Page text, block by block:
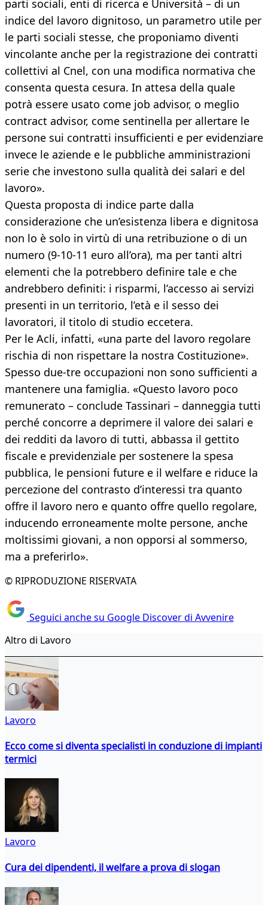
parti sociali, enti di ricerca e Università – di un
indice del lavoro dignitoso, un parametro utile per
le parti sociali stesse, che proponiamo diventi
vincolante anche per la registrazione dei contratti
collettivi al Cnel, con una modifica normativa che
consenta questa cesura. In attesa della quale
potrà essere usato come job advisor, o meglio
contract advisor, come sentinella per allertare le
persone sui contratti insufficienti e per evidenziare
invece le aziende e le pubbliche amministrazioni
serie che investono sulla qualità dei salari e del
lavoro».
Questa proposta di indice parte dalla
considerazione che un’esistenza libera e dignitosa
non lo è solo in virtù di una retribuzione o di un
numero (9-10-11 euro all’ora), ma per tanti altri
elementi che la potrebbero definire tale e che
andrebbero definiti: i risparmi, l’accesso ai servizi
presenti in un territorio, l’età e il sesso dei
lavoratori, il titolo di studio eccetera.
Per le Acli, infatti, «una parte del lavoro regolare
rischia di non rispettare la nostra Costituzione».
Spesso due-tre occupazioni non sono sufficienti a
mantenere una famiglia. «Questo lavoro poco
remunerato – conclude Tassinari – danneggia tutti
perché concorre a deprimere il valore dei salari e
dei redditi da lavoro di tutti, abbassa il gettito
fiscale e previdenziale per sostenere la spesa
pubblica, le pensioni future e il welfare e riduce la
percezione del contrasto d’interessi tra quanto
offre il lavoro nero e quanto offre quello regolare,
inducendo erroneamente molte persone, anche
moltissimi giovani, a non opporsi al sommerso,
ma a preferirlo».
© RIPRODUZIONE RISERVATA
Seguici anche su Google Discover di Avvenire
Altro di Lavoro
Lavoro
Ecco come si diventa specialisti in conduzione di impianti
termici
Lavoro
Cura dei dipendenti, il welfare a prova di slogan